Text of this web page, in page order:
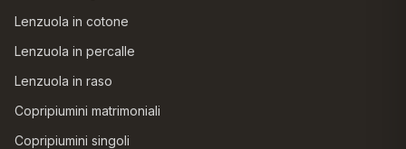
Lenzuola in cotone
Lenzuola in percalle
Lenzuola in raso
Copripiumini matrimoniali
Copripiumini singoli